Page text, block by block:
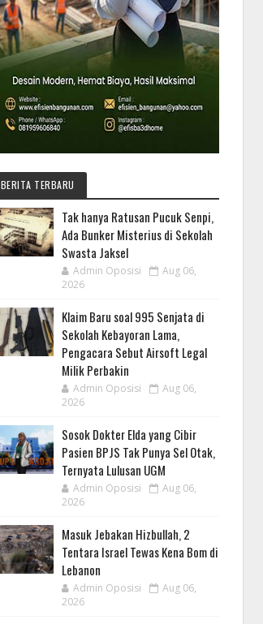
BERITA TERBARU
Tak hanya Ratusan Pucuk Senpi,
Ada Bunker Misterius di Sekolah
Swasta Jaksel
Admin Oposisi
Aug 06,
2026
Klaim Baru soal 995 Senjata di
Sekolah Kebayoran Lama,
Pengacara Sebut Airsoft Legal
Milik Perbakin
Admin Oposisi
Aug 06,
2026
Sosok Dokter Elda yang Cibir
Pasien BPJS Tak Punya Sel Otak,
Ternyata Lulusan UGM
Admin Oposisi
Aug 06,
2026
Masuk Jebakan Hizbullah, 2
Tentara Israel Tewas Kena Bom di
Lebanon
Admin Oposisi
Aug 06,
2026